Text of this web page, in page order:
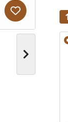
Nächstes
Produkt zur